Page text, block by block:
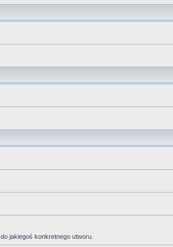
jakiegoś konkretnego utworu.